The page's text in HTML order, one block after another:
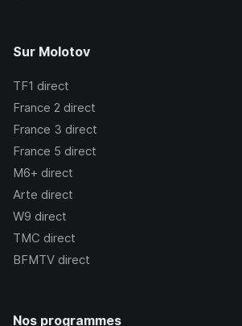
Sur Molotov
TF1 direct
France 2 direct
France 3 direct
France 5 direct
M6+ direct
Arte direct
W9 direct
TMC direct
BFMTV direct
Nos programmes